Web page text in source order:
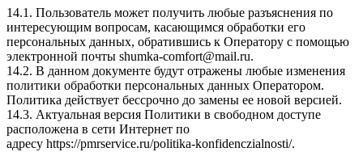
14.1. Пользователь может получить любые разъяснения по
интересующим вопросам, касающимся обработки его
персональных данных, обратившись к Оператору с помощью
электронной почты shumka-comfort@mail.ru.
14.2. В данном документе будут отражены любые изменения
политики обработки персональных данных Оператором.
Политика действует бессрочно до замены ее новой версией.
14.3. Актуальная версия Политики в свободном доступе
расположена в сети Интернет по
адресу https://pmrservice.ru/politika-konfidenczialnosti/.